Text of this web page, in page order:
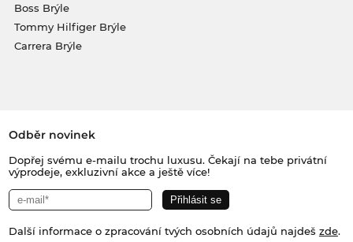
Boss Brýle
Tommy Hilfiger Brýle
Carrera Brýle
Odběr novinek
Dopřej svému e-mailu trochu luxusu. Čekají na tebe privátní
výprodeje, exkluzivní akce a ještě více!
Další informace o zpracování tvých osobních údajů najdeš zde.